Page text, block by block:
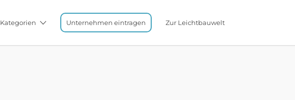
Kategorien Unternehmen eintragen Zur Leichtbauwelt